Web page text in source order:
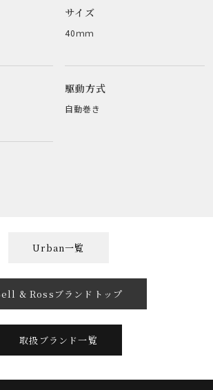
サイズ
40ｍｍ
駆動方式
自動巻き
Urban一覧
& Rossブランドトップ
取扱ブランド一覧